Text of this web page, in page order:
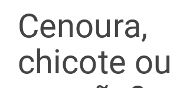
Cenoura,
chicote ou